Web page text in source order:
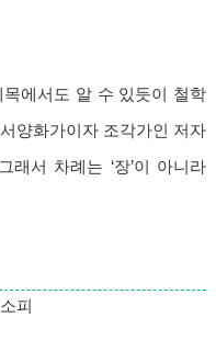
에서도 알 수 있듯이 철학
양화가이자 조각가인 저자
래서 차례는 ‘장’이 아니라
피